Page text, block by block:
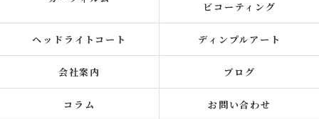
ビコーティング
ヘッドライトコート ディンプルアート
会社案内 ブログ
コラム お問い合わせ